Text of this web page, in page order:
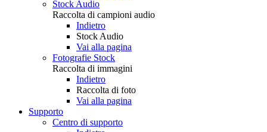
Stock Audio
Raccolta di campioni audio
Indietro
Stock Audio
Vai alla pagina
Fotografie Stock
Raccolta di immagini
Indietro
Raccolta di foto
Vai alla pagina
Supporto
Centro di supporto